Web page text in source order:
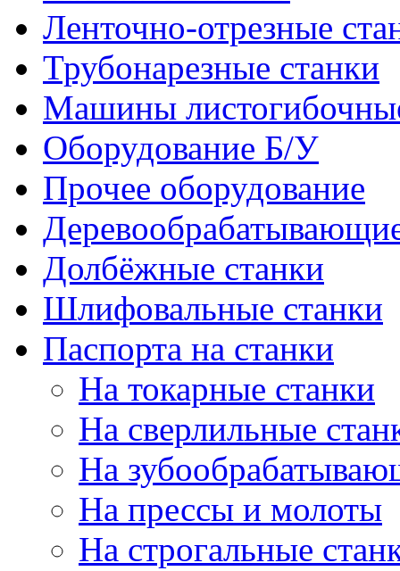
Ленточно-отрезные
Трубонарезные станки
Машины
Оборудование Б/У
Прочее оборудование
Долбёжные станки
Шлифовальные станки
Паспорта на станки
На токарные станки
На сверлильные
На
На прессы и молоты
На строгальные